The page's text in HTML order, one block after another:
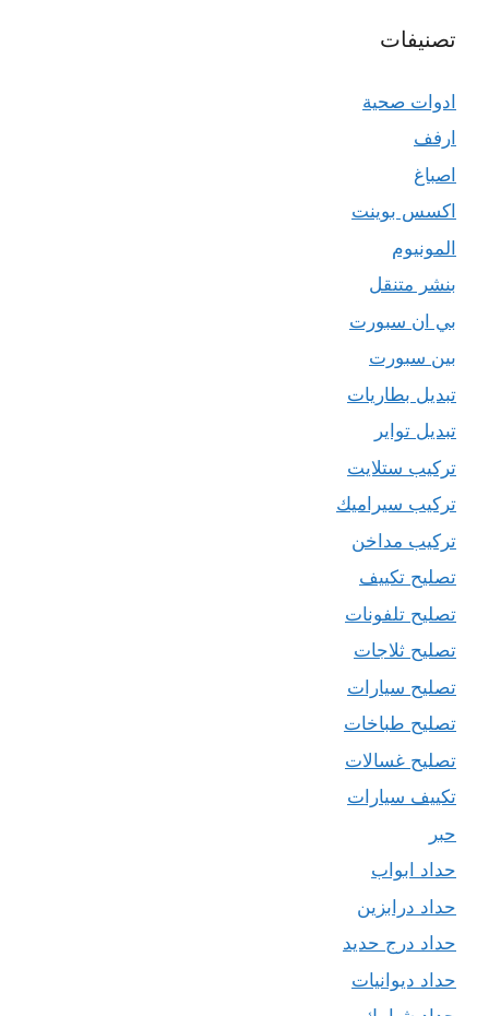
تصنيفات
ادوات صحية
ارفف
اصباغ
اكسس بوينت
المونيوم
بنشر متنقل
بي ان سبورت
بين سبورت
تبديل بطاريات
تبديل تواير
تركيب ستلايت
تركيب سيراميك
تركيب مداخن
تصليح تكييف
تصليح تلفونات
تصليح ثلاجات
تصليح سيارات
تصليح طباخات
تصليح غسالات
تكييف سيارات
حبر
حداد ابواب
حداد درابزين
حداد درج حديد
حداد ديوانيات